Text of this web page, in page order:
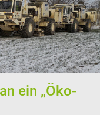
ein „Öko-